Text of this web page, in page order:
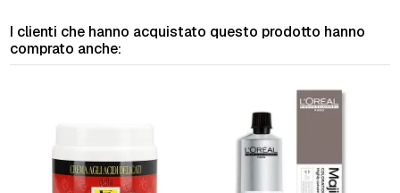
I clienti che hanno acquistato questo prodotto hanno
comprato anche: